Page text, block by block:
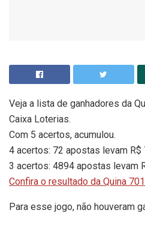
Veja a lista de ganhadores da
Caixa Loterias.
Com 5 acertos, acumulou.
4 acertos: 72 apostas levam R$
3 acertos: 4894 apostas levam
Confira o resultado da Quina
Para esse jogo, não houveram